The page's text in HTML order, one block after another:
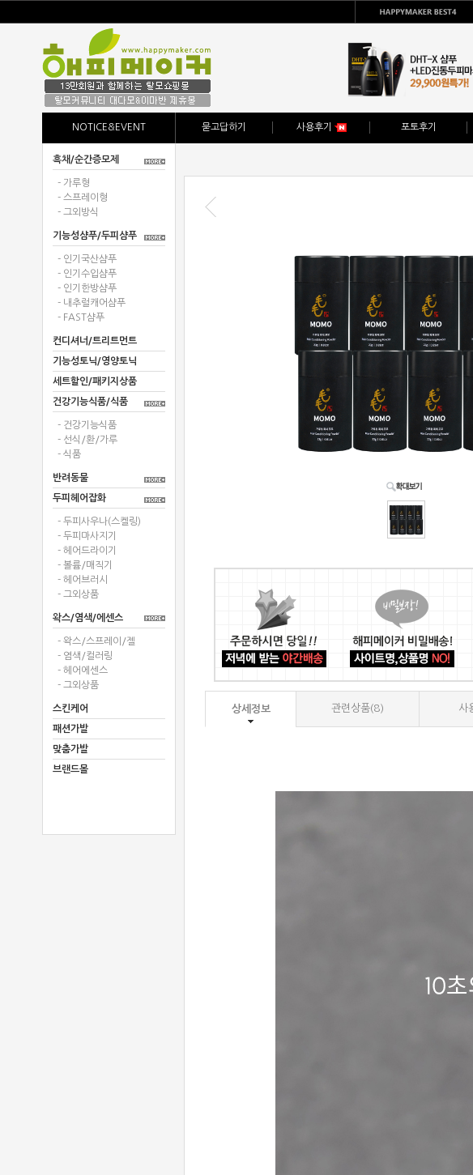
NOTICE&EVENT 묻고답하기 사용후기 포토후기
흑채/순간증모제
- 가루형
- 스프레이형
- 그외방식
기능성샴푸/두피샴푸
- 인기국산샴푸
- 인기수입샴푸
- 인기한방샴푸
- 내추럴캐어샴푸
- FAST샴푸
컨디셔너/트리트먼트
기능성토닉/영양토닉
세트할인/패키지상품
건강기능식품/식품
- 건강기능식품
- 선식/환/가루
- 식품
반려동물
두피헤어잡화
- 두피사우나(스켈링)
- 두피마사지기
- 헤어드라이기
- 볼륨/매직기
- 헤어브러시
- 그외상품
왁스/염색/에센스
- 왁스/스프레이/젤
- 염색/컬러링
- 헤어에센스
- 그외상품
스킨케어
패션가발
맞춤가발
브랜드몰
상세정보 관련상품(8) 사